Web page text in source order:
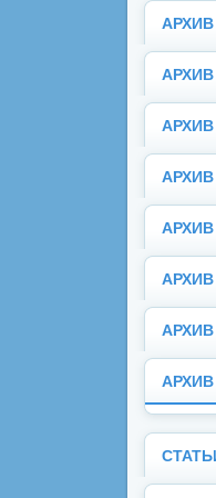
АРХИВ
АРХИВ